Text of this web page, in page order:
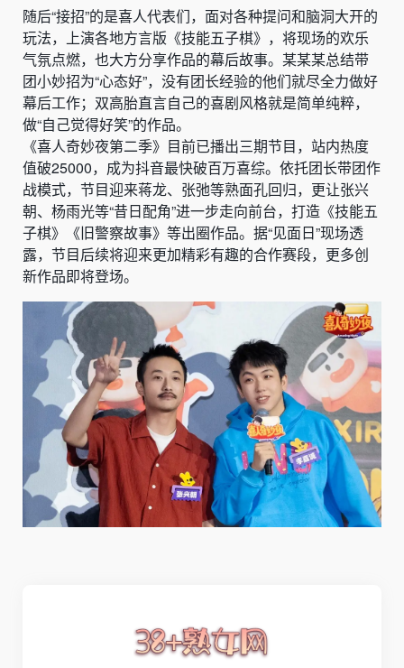
随后“接招”的是喜人代表们，面对各种提问和脑洞大开的
玩法，上演各地方言版《技能五子棋》，将现场的欢乐
气氛点燃，也大方分享作品的幕后故事。某某某总结带
团小妙招为“心态好”，没有团长经验的他们就尽全力做好
幕后工作；双高胎直言自己的喜剧风格就是简单纯粹，
做“自己觉得好笑”的作品。
《喜人奇妙夜第二季》目前已播出三期节目，站内热度
值破25000，成为抖音最快破百万喜综。依托团长带团作
战模式，节目迎来蒋龙、张弛等熟面孔回归，更让张兴
朝、杨雨光等“昔日配角”进一步走向前台，打造《技能五
子棋》《旧警察故事》等出圈作品。据“见面日”现场透
露，节目后续将迎来更加精彩有趣的合作赛段，更多创
新作品即将登场。